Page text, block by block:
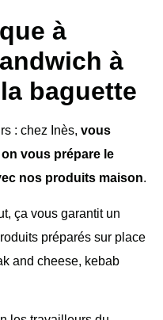
à
à
baguette
: chez Inès, vous
on vous prépare le
nos produits maison.
ça vous garantit un
préparés sur place
and cheese, kebab